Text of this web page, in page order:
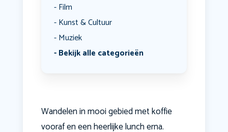
Film
Kunst & Cultuur
Muziek
Bekijk alle categorieën
Wandelen in mooi gebied met koffie
vooraf en een heerlijke lunch erna.